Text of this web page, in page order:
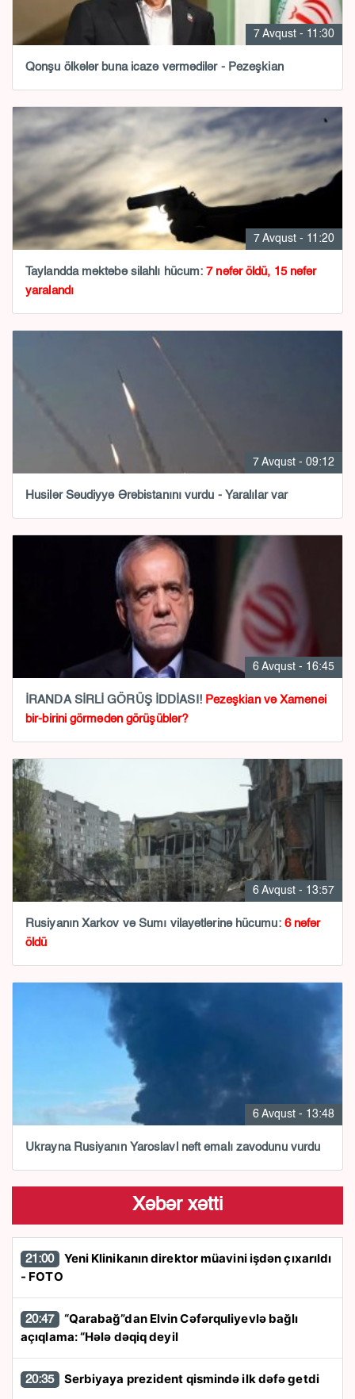
7 Avqust - 11:30
Qonşu ölkələr buna icazə vermədilər - Pezeşkian
7 Avqust - 11:20
Taylandda məktəbə silahlı hücum:7 nəfər öldü, 15 nəfər
yaralandı
7 Avqust - 09:12
Husilər Səudiyyə Ərəbistanını vurdu - Yaralılar var
6 Avqust - 16:45
İRANDA SİRLİ GÖRÜŞ İDDİASI! Pezeşkian və Xamenei
bir-birini görmədən görüşüblər?
6 Avqust - 13:57
Rusiyanın Xarkov və Sumı vilayətlərinə hücumu: 6 nəfər
öldü
6 Avqust - 13:48
Ukrayna Rusiyanın Yaroslavl neft emalı zavodunu vurdu
Xəbər xətti
21:00
- FOTO
20:47
açıqlama: “Hələ dəqiq deyil
20:35 Serbiyaya prezident qismində ilk dəfə getdi